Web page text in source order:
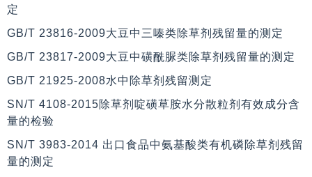
定
GB/T 23816-2009大豆中三嗪类除草剂残留量的测定
GB/T 23817-2009大豆中磺酰脲类除草剂残留量的测定
GB/T 21925-2008水中除草剂残留测定
SN/T 4108-2015除草剂啶磺草胺水分散粒剂有效成分含
量的检验
SN/T 3983-2014 出口食品中氨基酸类有机磷除草剂残留
量的测定